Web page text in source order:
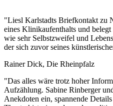
"Liesl Karlstadts Briefkontakt zu
eines Klinikaufenthalts und
wie sehr Selbstzweifel und
der sich zuvor seines
Rainer Dick, Die Rheinpfalz
"Das alles wäre trotz hoher
Aufzählung. Sabine Rinberger
Anekdoten ein, spannende